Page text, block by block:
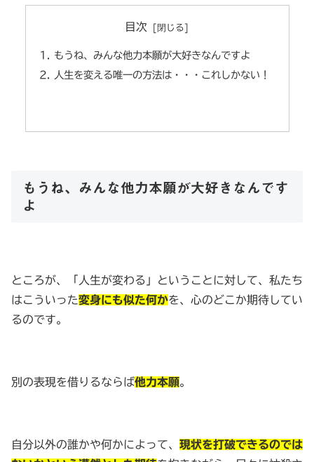
目次
もうね、みんな他力本願が大好きなんですよ
人生を変える唯一の方法は・・・これしかない！
もうね、みんな他力本願が大好きなんです
よ
ところが、「人生が変わる」ということに対して、私たち
はこういった変身にも似た何かを、心のどこか期待してい
るのです。
別の表現を借りるならば他力本願。
自分以外の誰かや何かによって、 現状を打破できるのでは